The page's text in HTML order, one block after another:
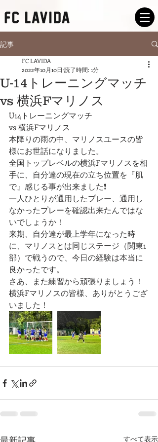
記事
U-14トレーニングマッチ
vs 横浜Fマリノス
FC LAVIDA
2022年10月10日 読了時間: 1分
U14トレーニングマッチ
vs 横浜Fマリノス
本降りの雨の中、マリノスユースの皆
様にお世話になりました。
全国トップレベルの横浜Fマリノスを相
手に、自分達の現在の立ち位置を『肌
で』感じる事が出来ました❗️
一人ひとりが通用したプレー、通用し
なかったプレーを確認出来たんではな
いでしょうか！
来期、自分達が最上学年になった時
に、マリノスとは同じステージ（関東1
部）で戦うので、今日の経験は本当に
良かったです。
さあ、また練習から頑張りましょう！
横浜Fマリノスの皆様、ありがとうござ
いました！
すべて表示